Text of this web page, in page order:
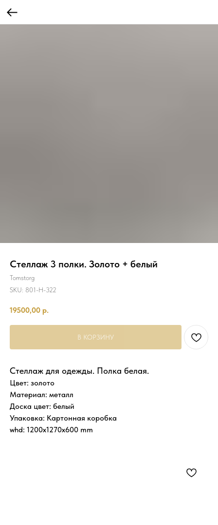
Стеллаж 3 полки. Золото + белый
Tomstorg
SKU: 801-H-322
19500,00 р.
В КОРЗИНУ
Стеллаж для одежды. Полка белая.
Цвет: золото
Материал: металл
Доска цвет: белый
Упаковка: Картонная коробка
whd: 1200x1270x600 mm